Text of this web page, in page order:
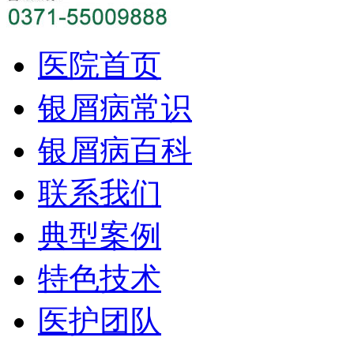
医院首页
银屑病常识
银屑病百科
联系我们
典型案例
特色技术
医护团队